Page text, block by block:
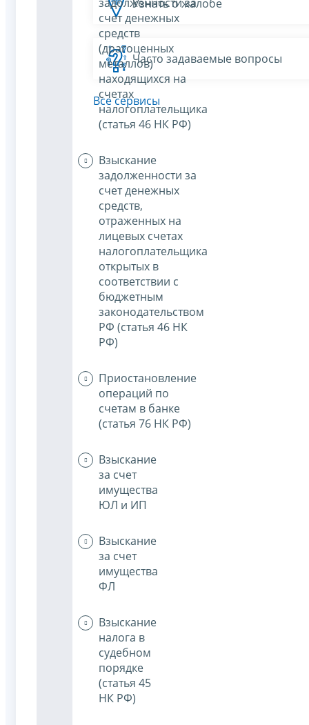
счет денежных
средств
(драгоценных
металлов)
находящихся на
счетах
налогоплательщика
(статья 46 НК РФ)
Взыскание
задолженности за
счет денежных
средств,
отраженных на
лицевых счетах
налогоплательщика
открытых в
соответствии с
бюджетным
законодательством
РФ (статья 46 НК
РФ)
Приостановление
операций по
счетам в банке
(статья 76 НК РФ)
Взыскание
за счет
имущества
ЮЛ и ИП
Взыскание
за счет
имущества
ФЛ
Взыскание
налога в
судебном
порядке
(статья 45
НК РФ)
Узнать о жалобе
Часто задаваемые вопросы
Все сервисы